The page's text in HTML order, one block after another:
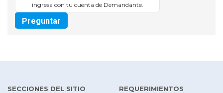
ingresa con tu cuenta de Demandante.
Preguntar
SECCIONES DEL SITIO REQUERIMIENTOS